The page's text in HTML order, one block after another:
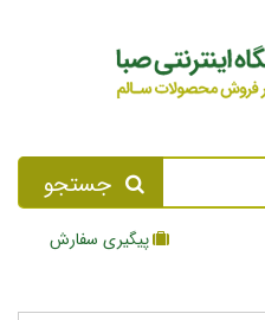
جستجو
پیگیری سفارش